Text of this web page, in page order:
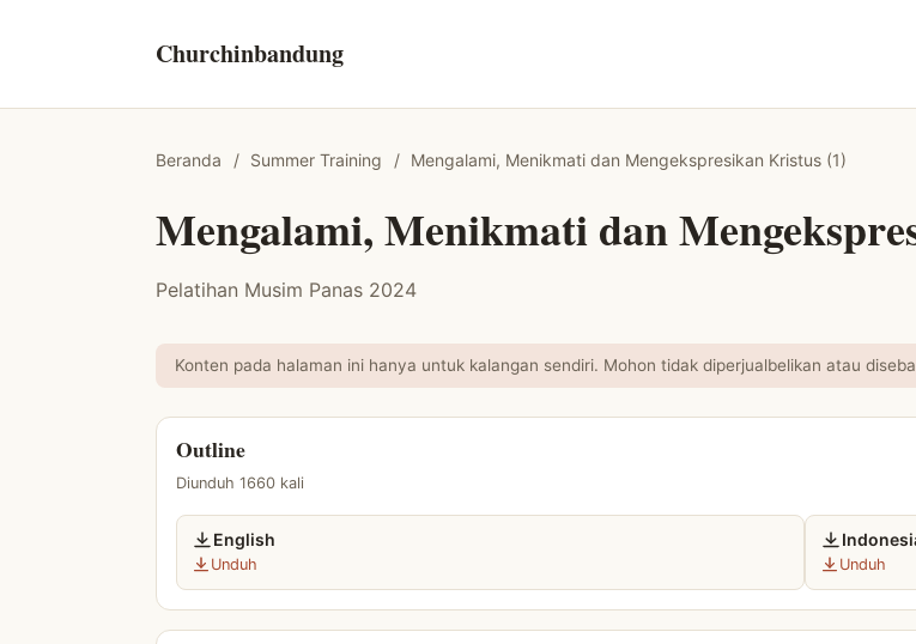
Churchinbandung
Beranda / Summer Training / Mengalami, Menikmati dan Mengekspresikan Kristus (1)
Mengalami, Menikmati dan
Pelatihan Musim Panas 2024
Konten pada halaman ini hanya untuk kalangan sendiri. Mohon tidak diperjualbelikan atau
Outline
Diunduh 1660 kali
English
Unduh Unduh